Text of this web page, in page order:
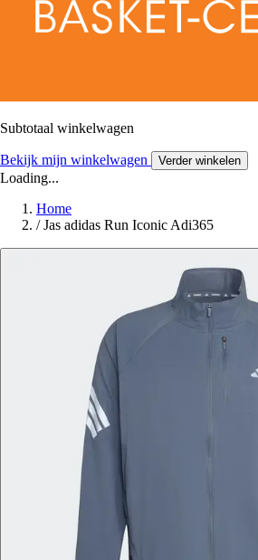
Subtotaal winkelwagen
Bekijk mijn winkelwagen Verder winkelen
Loading...
Home
/ Jas adidas Run Iconic Adi365